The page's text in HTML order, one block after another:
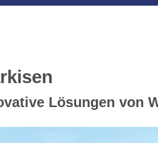
Lösungen von